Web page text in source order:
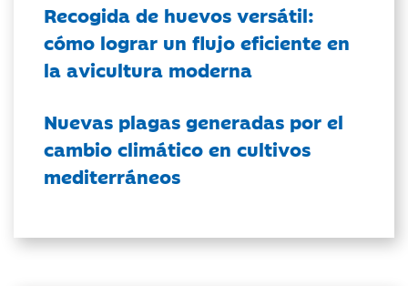
Recogida de huevos versátil:
cómo lograr un flujo eficiente en
la avicultura moderna
Nuevas plagas generadas por el
cambio climático en cultivos
mediterráneos